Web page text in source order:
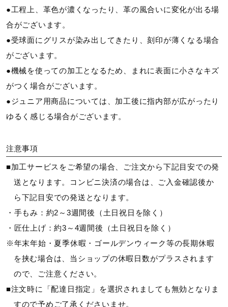
●工程上、革色が濃くなったり、革の風合いに変化が出る場
合がございます。
●受球面にグリスが染み出してきたり、刻印が薄くなる場合
がございます。
●機械を使っての加工となるため、まれに表面に小さなキズ
がつく場合がございます。
●ジュニア用商品については、加工後に指内部が広がったり
ゆるく感じる場合がございます。
注意事項
■加工サービスをご希望の場合、ご注文から下記目安での発
送となります。コンビニ決済の場合は、ご入金確認後か
ら下記目安での発送となります。
・手もみ：約2～3週間後（土日祝日を除く）
・匠仕上げ：約3～4週間後（土日祝日を除く）
※年末年始・夏季休暇・ゴールデンウィーク等の長期休暇
を挟む場合は、当ショップの休暇日数がプラスされます
ので、ご注意ください。
■注文時に「配達日指定」を選択されましても無効となりま
すので予めご了承くださいませ。